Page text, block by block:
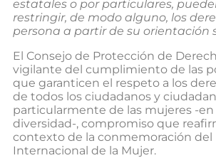
estatales o por particulares,
restringir, de modo alguno, los
persona a partir de su orientación
El Consejo de Protección de
vigilante del cumplimiento de las
que garanticen el respeto a los
de todos los ciudadanos y
particularmente de las mujeres -en
diversidad-, compromiso que
contexto de la conmemoración del
Internacional de la Mujer.